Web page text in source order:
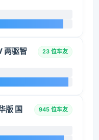
两驱智
23 位车友
版 国
945 位车友